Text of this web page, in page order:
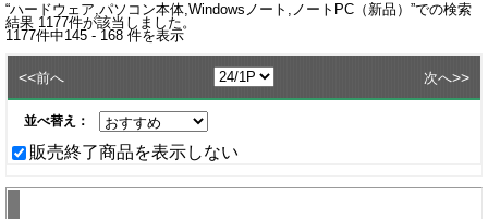
“ハードウェア,パソコン本体,Windowsノート,ノートPC（新品） ”での検索
結果 1177件が該当しました。
1177件中145 - 168 件を表示
<<前へ 次へ>>
並べ替え：
販売終了商品を表示しない